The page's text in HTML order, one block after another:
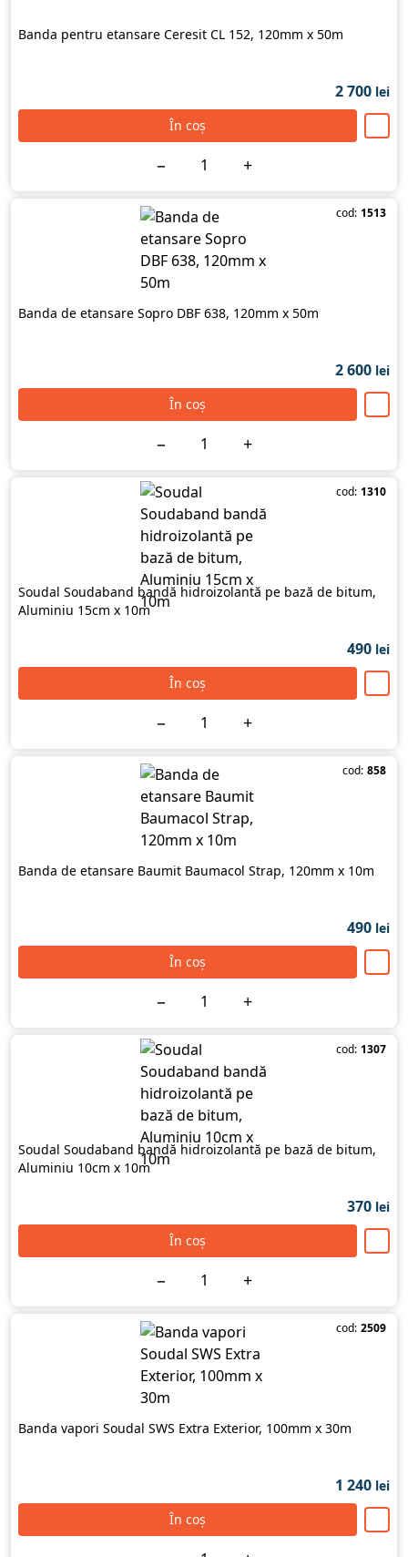
Banda pentru etansare Ceresit CL 152, 120mm x 50m
2 700 lei
În coș
− +
cod: 1513
Banda de etansare Sopro DBF 638, 120mm x 50m
2 600 lei
În coș
− +
cod: 1310
Soudal Soudaband bandă hidroizolantă pe bază de bitum,
Aluminiu 15cm х 10m
490 lei
În coș
− +
cod: 858
Banda de etansare Baumit Baumacol Strap, 120mm x 10m
490 lei
În coș
− +
cod: 1307
Soudal Soudaband bandă hidroizolantă pe bază de bitum,
Aluminiu 10cm х 10m
370 lei
În coș
− +
cod: 2509
Banda vapori Soudal SWS Extra Exterior, 100mm x 30m
1 240 lei
În coș